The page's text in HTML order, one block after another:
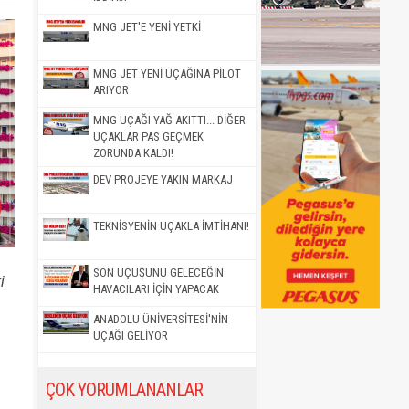
MNG JET'E YENİ YETKİ
MNG JET YENİ UÇAĞINA PİLOT
ARIYOR
MNG UÇAĞI YAĞ AKITTI... DİĞER
UÇAKLAR PAS GEÇMEK
ZORUNDA KALDI!
DEV PROJEYE YAKIN MARKAJ
TEKNİSYENİN UÇAKLA İMTİHANI!
SON UÇUŞUNU GELECEĞİN
HAVACILARI İÇİN YAPACAK
ANADOLU ÜNİVERSİTESİ'NİN
UÇAĞI GELİYOR
ÇOK YORUMLANANLAR